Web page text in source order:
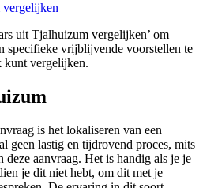
uit Tjalhuizum vergelijken’ om
specifieke vrijblijvende voorstellen te
kunt vergelijken.
is het lokaliseren van een
geen lastig en tijdrovend proces, mits
aanvraag. Het is handig als je je
je dit niet hebt, om dit met je